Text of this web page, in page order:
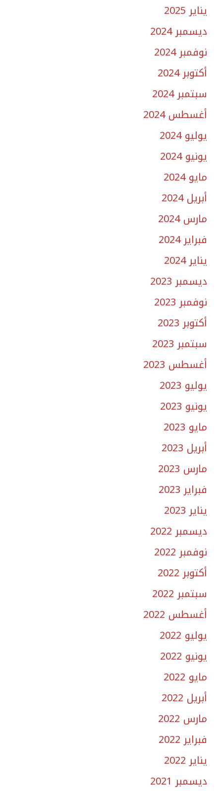
يناير 2025
ديسمبر 2024
نوفمبر 2024
أكتوبر 2024
سبتمبر 2024
أغسطس 2024
يوليو 2024
يونيو 2024
مايو 2024
أبريل 2024
مارس 2024
فبراير 2024
يناير 2024
ديسمبر 2023
نوفمبر 2023
أكتوبر 2023
سبتمبر 2023
أغسطس 2023
يوليو 2023
يونيو 2023
مايو 2023
أبريل 2023
مارس 2023
فبراير 2023
يناير 2023
ديسمبر 2022
نوفمبر 2022
أكتوبر 2022
سبتمبر 2022
أغسطس 2022
يوليو 2022
يونيو 2022
مايو 2022
أبريل 2022
مارس 2022
فبراير 2022
يناير 2022
ديسمبر 2021